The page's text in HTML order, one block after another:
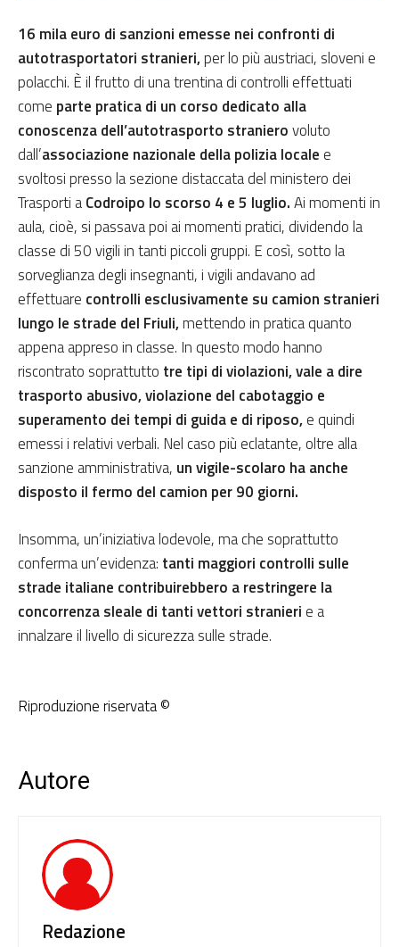
16 mila euro di sanzioni emesse nei confronti di
autotrasportatori stranieri,per lo più austriaci, sloveni e
polacchi. È il frutto di una trentina di controlli effettuati
come parte pratica di un corso dedicato alla
conoscenza dell’autotrasporto stranierovoluto
dall’associazione nazionale della polizia locale e
svoltosi presso la sezione distaccata del ministero dei
Trasporti aCodroipo lo scorso 4 e 5 luglio.Ai momenti in
aula, cioè, si passava poi ai momenti pratici, dividendo la
classe di 50 vigili in tanti piccoli gruppi. E così, sotto la
sorveglianza degli insegnanti, i vigili andavano ad
effettuare controlli esclusivamente su camion stranieri
lungo le strade del Friuli,mettendo in pratica quanto
appena appreso in classe. In questo modo hanno
riscontrato soprattutto tre tipi di violazioni, vale a dire
trasporto abusivo, violazione del cabotaggio e
superamento dei tempi di guida e di riposo,e quindi
emessi i relativi verbali. Nel caso più eclatante, oltre alla
sanzione amministrativa, un vigile-scolaro ha anche
disposto il fermo del camion per 90 giorni.
Insomma, un’iniziativa lodevole, ma che soprattutto
conferma un’evidenza: tanti maggiori controlli sulle
strade italiane contribuirebbero a restringere la
concorrenza sleale di tanti vettori stranieri e a
innalzare il livello di sicurezza sulle strade.
Riproduzione riservata ©
Autore
Redazione